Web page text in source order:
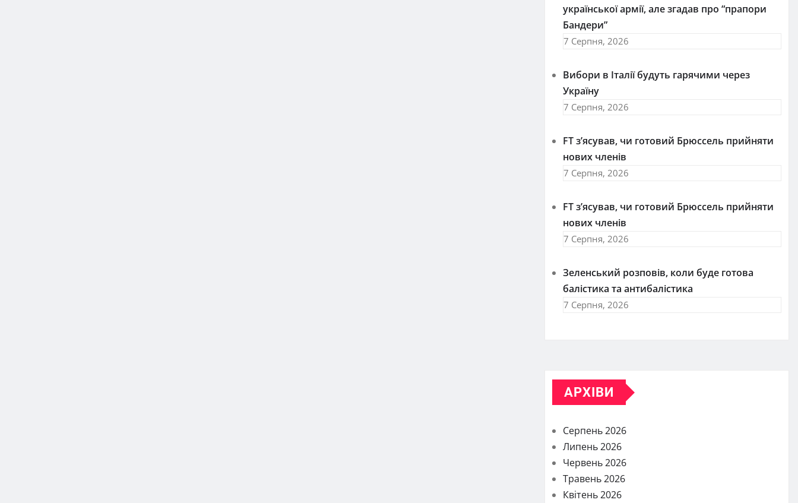
української армії, але згадав про “прапори
Бандери”
7 Серпня, 2026
Вибори в Італії будуть гарячими через
Україну
7 Серпня, 2026
FT зʼясував, чи готовий Брюссель прийняти
нових членів
7 Серпня, 2026
FT зʼясував, чи готовий Брюссель прийняти
нових членів
7 Серпня, 2026
Зеленський розповів, коли буде готова
балістика та антибалістика
7 Серпня, 2026
АРХІВИ
Серпень 2026
Липень 2026
Червень 2026
Травень 2026
Квітень 2026